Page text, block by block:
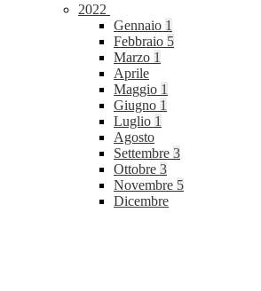
2022
Gennaio 1
Febbraio 5
Marzo 1
Aprile
Maggio 1
Giugno 1
Luglio 1
Agosto
Settembre 3
Ottobre 3
Novembre 5
Dicembre